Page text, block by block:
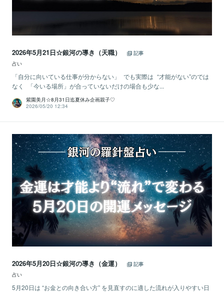
2026年5月21日☆銀河の導き（天職）
記事
占い
「自分に向いている仕事が分からない」 でも実際は “才能がない”のでは
なく 「今いる場所」が合っていないだけの場合も少な...
紫園美月☆8月31日迄夏休み企画親子♡
2026/05/20 12:34
2026年5月20日☆銀河の導き（金運）
記事
占い
5月20日は “お金との向き合い方” を見直すのに適した流れが入りやすい日